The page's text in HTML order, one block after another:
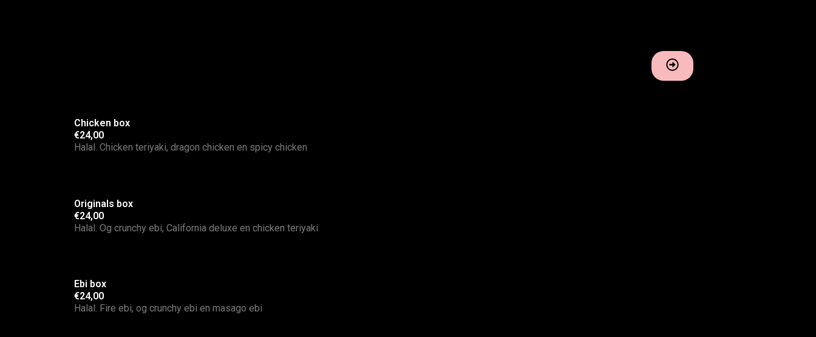
Chicken box
€24,00
Halal. Chicken teriyaki, dragon chicken en spicy chicken
Originals box
€24,00
Halal. Og crunchy ebi, California deluxe en chicken teriyaki
Ebi box
€24,00
Halal. Fire ebi, og crunchy ebi en masago ebi